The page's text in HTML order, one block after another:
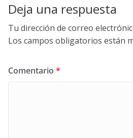
Deja una respuesta
Tu dirección de correo
Los campos obligatorios están
Comentario *